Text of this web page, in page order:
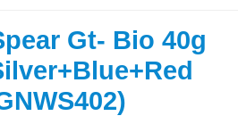
Gt- Bio 40g